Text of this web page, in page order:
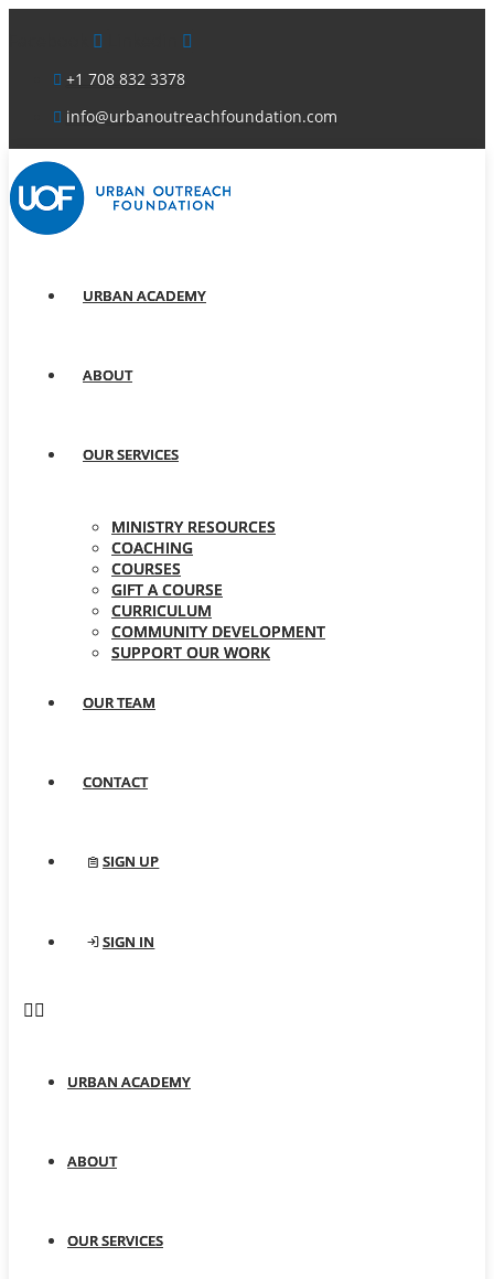
+1 708 832 3378
info@urbanoutreachfoundation.com
URBAN ACADEMY
ABOUT
OUR SERVICES
MINISTRY RESOURCES
COACHING
COURSES
GIFT A COURSE
CURRICULUM
COMMUNITY DEVELOPMENT
SUPPORT OUR WORK
OUR TEAM
CONTACT
SIGN UP
SIGN IN
URBAN ACADEMY
ABOUT
OUR SERVICES